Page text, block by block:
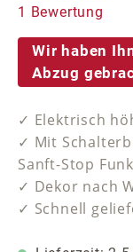
1 Bewertung
Wir haben
Abzug
✓ Elektrisch
✓ Mit
Sanft-Stop
✓ Dekor nach
✓ Schnell